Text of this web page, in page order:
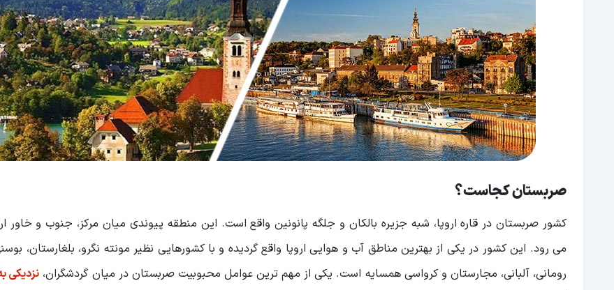
در سفر به صربستان از کجاها دیدن کنیم؟
پارک ملی کوپا اونیک (Kopaonik National Park)
پریزن
پارک ملی درداپ
شهر شیطان
دهکده درونگارد
صربستان کجاست؟
کشور صربستان در قاره اروپا، شبه جزیره بالکان و جلگه پانونین واقع است. این منطقه پیوندی میان مرکز، جنوب و خاور
می رود. این کشور در یکی از بهترین مناطق آب و هوایی اروپا واقع گردیده و با کشورهایی نظیر مونته نگرو، بلغارستان،
رومانی، آلبانی، مجارستان و کرواسی همسایه است. یکی از مهم ترین عوامل محبوبیت صربستان در میان گردشگران، نزدیکی